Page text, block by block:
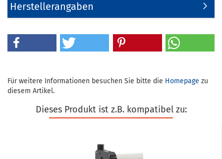
Herstellerangaben
Für weitere Informationen besuchen Sie bitte die Homepage zu
diesem Artikel.
Dieses Produkt ist z.B. kompatibel zu: